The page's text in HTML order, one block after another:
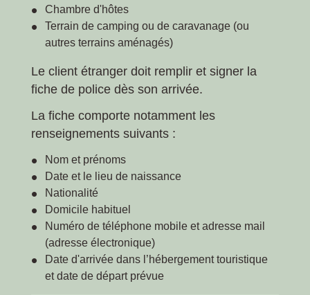
Chambre d'hôtes
Terrain de camping ou de caravanage (ou
autres terrains aménagés)
Le client étranger doit remplir et signer la
fiche de police dès son arrivée.
La fiche comporte notamment les
renseignements suivants :
Nom et prénoms
Date et le lieu de naissance
Nationalité
Domicile habituel
Numéro de téléphone mobile et adresse mail
(adresse électronique)
Date d'arrivée dans l’hébergement touristique
et date de départ prévue